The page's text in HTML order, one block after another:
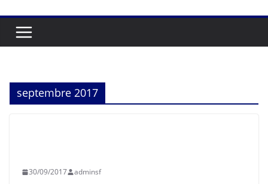
septembre 2017
30/09/2017 adminsf